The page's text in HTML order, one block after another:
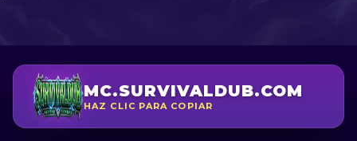
MC.SURVIVALDUB.COM
HAZ CLIC PARA COPIAR